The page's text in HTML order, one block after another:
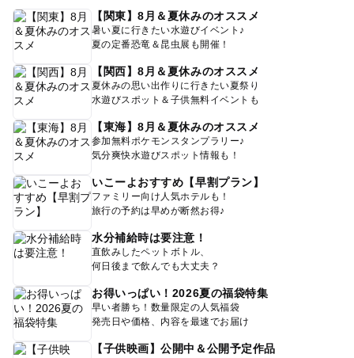
【関東】8月＆夏休みのオススメ
暑い夏に行きたい水遊びイベント♪
夏の定番恐竜＆昆虫展も開催！
【関西】8月＆夏休みのオススメ
夏休みの思い出作りに行きたい夏祭り
水遊びスポット＆子供無料イベントも
【東海】8月＆夏休みのオススメ
参加無料ポケモンスタンプラリー♪
気分爽快水遊びスポット情報も！
いこーよおすすめ【早割プラン】
ファミリー向け人気ホテルも！
旅行の予約は早めが断然お得♪
水分補給時は要注意！
直飲みしたペットボトル、
何日後まで飲んでも大丈夫？
お得いっぱい！2026夏の福袋特集
早い者勝ち！数量限定の人気福袋
発売日や価格、内容を最速でお届け
【子供映画】公開中＆公開予定作品